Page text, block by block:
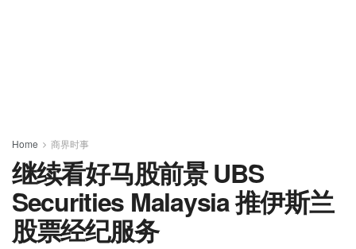
Home 商界时事
继续看好马股前景 UBS
Securities Malaysia 推伊斯兰
股票经纪服务